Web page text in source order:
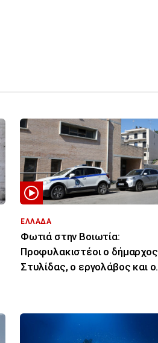
ΕΛΛΑΔΑ
Φωτιά στην Βοιωτία:
Προφυλακιστέοι ο δήμαρχος
Στυλίδας, ο εργολάβος και ο